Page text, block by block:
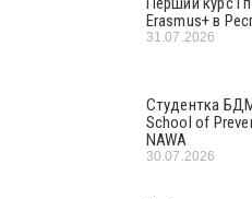
Erasmus+ в
31.07.2026
Студентка
School of
NAWA
30.07.2026